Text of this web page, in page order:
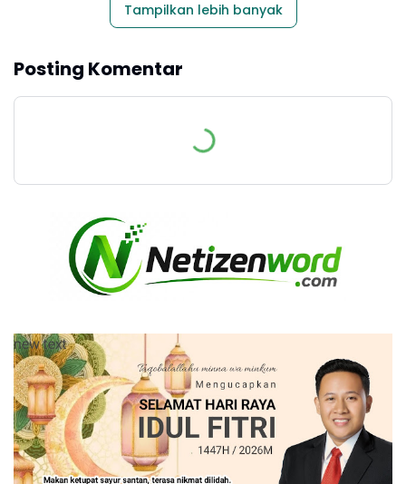
Tampilkan lebih banyak
Posting Komentar